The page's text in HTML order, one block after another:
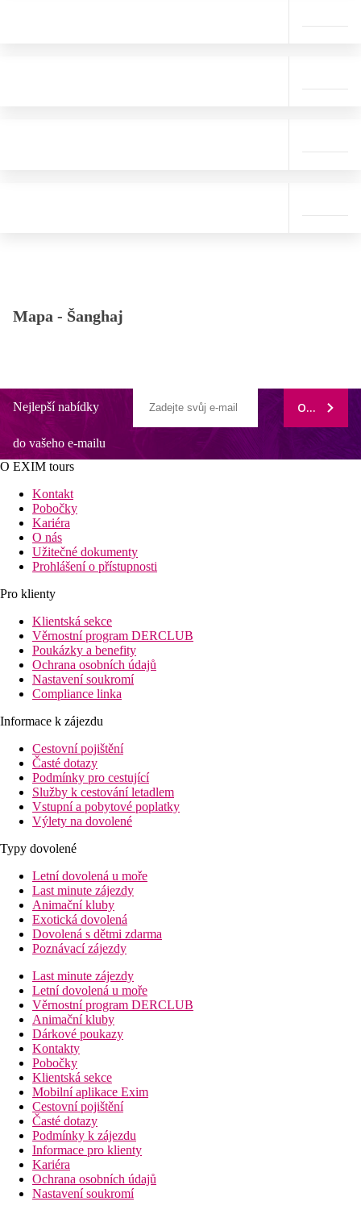
Mapa - Šanghaj
Nejlepší nabídky
do vašeho e-mailu
ODEBÍRAT
O EXIM tours
Kontakt
Pobočky
Kariéra
O nás
Užitečné dokumenty
Prohlášení o přístupnosti
Pro klienty
Klientská sekce
Věrnostní program DERCLUB
Poukázky a benefity
Ochrana osobních údajů
Nastavení soukromí
Compliance linka
Informace k zájezdu
Cestovní pojištění
Časté dotazy
Podmínky pro cestující
Služby k cestování letadlem
Vstupní a pobytové poplatky
Výlety na dovolené
Typy dovolené
Letní dovolená u moře
Last minute zájezdy
Animační kluby
Exotická dovolená
Dovolená s dětmi zdarma
Poznávací zájezdy
Last minute zájezdy
Letní dovolená u moře
Věrnostní program DERCLUB
Animační kluby
Dárkové poukazy
Kontakty
Pobočky
Klientská sekce
Mobilní aplikace Exim
Cestovní pojištění
Časté dotazy
Podmínky k zájezdu
Informace pro klienty
Kariéra
Ochrana osobních údajů
Nastavení soukromí